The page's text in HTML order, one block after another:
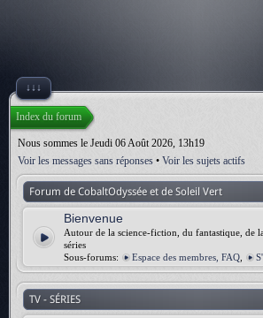
↓↓↓
Index du forum
Nous sommes le Jeudi 06 Août 2026, 13h19
Voir les messages sans réponses • Voir les sujets actifs
Forum de CobaltOdyssée et de Soleil Vert
Bienvenue
Autour de la science-fiction, du fantastique, de
séries
Sous-forums:
Espace des membres, FAQ
TV - SÉRIES